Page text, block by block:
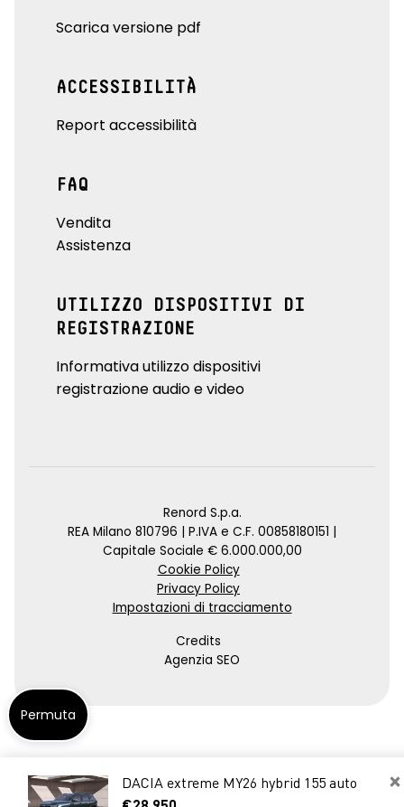
×
DACIA extreme MY26 hybrid 155 auto
Scarica versione pdf
ACCESSIBILITÀ
Report accessibilità
FAQ
Vendita
Assistenza
UTILIZZO DISPOSITIVI DI
REGISTRAZIONE
Informativa utilizzo dispositivi
registrazione audio e video
Renord S.p.a.
REA Milano 810796 | P.IVA e C.F. 00858180151 |
Capitale Sociale € 6.000.000,00
Cookie Policy
Privacy Policy
Impostazioni di tracciamento
Credits
Agenzia SEO
Permuta